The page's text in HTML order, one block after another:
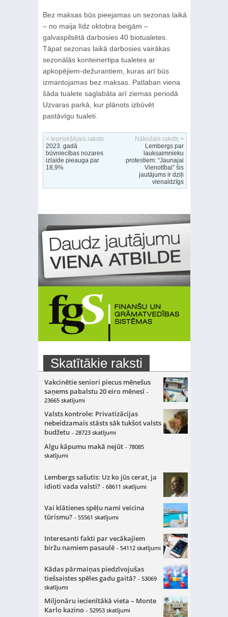
Bez maksas būs pieejamas un sezonas laikā
– no maija līdz oktobra beigām –
galvaspilsētā darbosies 40 biotualetes.
Tāpat sezonas laikā darbosies vairākas
sezonālās konteinertipa tualetes ar
apkopējiem-dežurantiem, kuras arī būs
izmantojamas bez maksas. Patlaban viena
šāda tualete saglabāta arī ziemas periodā
Uzvaras parkā, kur plānots izbūvēt
pastāvīgu tualeti.
< Iepriekšējais raksts
2023. gadā
būvniecības nozares
izlaide pieauga par
18,9%
Nākošais raksts >
Lembergs par
lauksaimnieku
protestiem: “Jaunajai
Vienotībai” šis
jautājums ir dziļi
vienaldzīgs
Skatītākie raksti
Vakcinētie seniori piecus mēnešus
saņems pabalstu 20 eiro mēnesī -
23665 skatījumi
Valsts kontrole: Privatizācijas
nebeidzamais stāsts sāk tukšot valsts
budžetu - 28723 skatījumi
Algu kāpumu makā nejūt - 78085
skatījumi
Lembergs sašutis: Uz ko jūs cerat, ja
idioti vada valsti? - 68611 skatījumi
Vai klātienes spēļu nami veicina
tūrismu? - 55561 skatījumi
Interesanti fakti par vecākajiem
biržu namiem pasaulē - 54112 skatījumi
Kādas pārmaiņas piedzīvojušas
tiešsaistes spēles gadu gaitā? - 53069
skatījumi
Miljonāru iecienītākā vieta – Monte
Karlo kazino - 52953 skatījumi